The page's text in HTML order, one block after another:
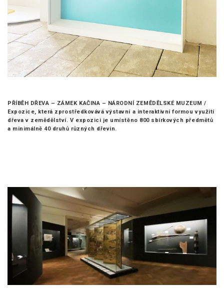
PŘÍBĚH DŘEVA – ZÁMEK KAČINA – NÁRODNÍ ZEMĚDĚLSKÉ MUZEUM /
Expozice, která zprostředkovává výstavní a interaktivní formou využití
dřeva v zemědělství. V expozici je umístěno 800 sbírkových předmětů
a minimálně 40 druhů různých dřevin.